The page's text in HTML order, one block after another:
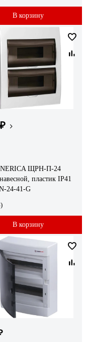
В корзину
ЩРН-П-24
пластик IP41
24-41-G
В корзину